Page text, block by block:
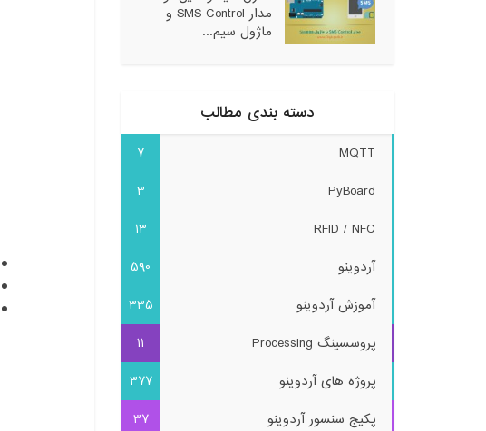
مدار SMS Control و
ماژول سیم...
دسته بندی مطالب
MQTT
7
PyBoard
3
RFID / NFC
13
آردوینو
590
آموزش آردوینو
335
پروسسینگ Processing
11
پروژه های آردوینو
377
پکیج سنسور آردوینو
37